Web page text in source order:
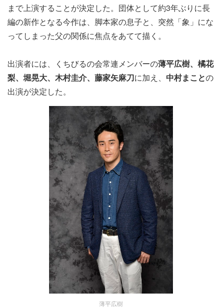
まで上演することが決定した。団体として約3年ぶりに長
編の新作となる今作は、脚本家の息子と、突然「象」にな
ってしまった父の関係に焦点をあてて描く。
出演者には、くちびるの会常連メンバーの薄平広樹、橘花
梨、堀晃大、木村圭介、藤家矢麻刀に加え、 中村まことの
出演が決定した。
薄平広樹